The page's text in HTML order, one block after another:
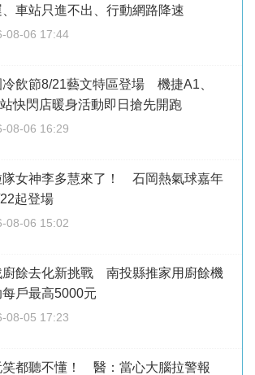
車站只進不出、行動網路降速
08-06 17:44
冷飲節8/21藝文特區登場 機捷A1、
快閃店暖身活動即日搶先開跑
08-06 16:29
隊女神李多慧來了！ 石岡熱氣球嘉年
起登場
08-06 15:02
廚餘去化新挑戰 南投縣推家用廚餘機
每戶最高5000元
08-05 17:23
笑都聽不懂！ 醫：當心大腦拉警報